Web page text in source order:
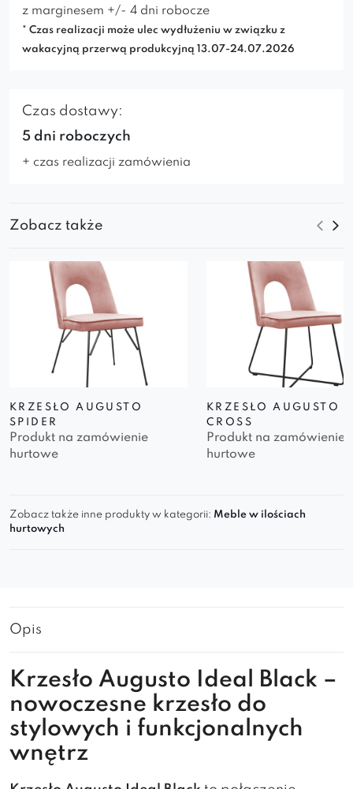
z marginesem +/- 4 dni robocze
* Czas realizacji może ulec wydłużeniu w związku z
wakacyjną przerwą produkcyjną 13.07-24.07.2026
Czas dostawy:
5 dni roboczych
+ czas realizacji zamówienia
Zobacz także
KRZESŁO AUGUSTO
SPIDER
Produkt na zamówienie
hurtowe
KRZESŁO AUGUSTO
CROSS
Produkt na zamówienie
hurtowe
Zobacz także inne produkty w kategorii: Meble w ilościach
hurtowych
Opis
Krzesło Augusto Ideal Black –
nowoczesne krzesło do
stylowych i funkcjonalnych
wnętrz